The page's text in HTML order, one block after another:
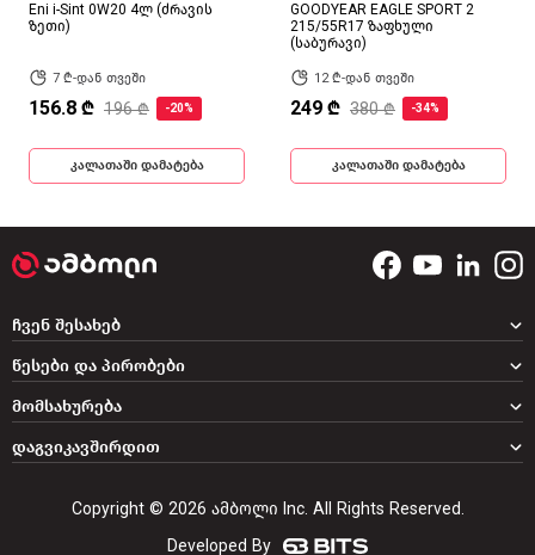
Eni i-Sint 0W20 4ლ (ძრავის
ზეთი)
7 ₾-დან თვეში
156.8 ₾ 196 ₾ -20%
კალათაში დამატება
GOODYEAR EAGLE SPORT 2
215/55R17 ზაფხული
(საბურავი)
12 ₾-დან თვეში
249 ₾ 380 ₾ -34%
კალათაში დამატება
დაგვიკავშირდით
ჩვენ შესახებ
წესები და პირობები
მომსახურება
Copyright © 2026 ამბოლი Inc. All Rights Reserved.
Developed By